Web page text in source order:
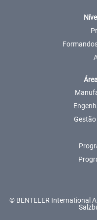
© BENTELER International